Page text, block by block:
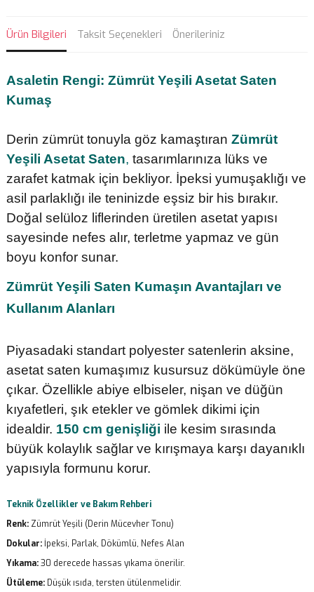
Ürün Bilgileri Taksit Seçenekleri Önerileriniz
Asaletin Rengi: Zümrüt Yeşili Asetat Saten
Kumaş
Derin zümrüt tonuyla göz kamaştıran Zümrüt
Yeşili Asetat Saten, tasarımlarınıza lüks ve
zarafet katmak için bekliyor. İpeksi yumuşaklığı ve
asil parlaklığı ile teninizde eşsiz bir his bırakır.
Doğal selüloz liflerinden üretilen asetat yapısı
sayesinde nefes alır, terletme yapmaz ve gün
boyu konfor sunar.
Zümrüt Yeşili Saten Kumaşın Avantajları ve
Kullanım Alanları
Piyasadaki standart polyester satenlerin aksine,
asetat saten kumaşımız kusursuz dökümüyle öne
çıkar. Özellikle abiye elbiseler, nişan ve düğün
kıyafetleri, şık etekler ve gömlek dikimi için
idealdir. 150 cm genişliği ile kesim sırasında
büyük kolaylık sağlar ve kırışmaya karşı dayanıklı
yapısıyla formunu korur.
Teknik Özellikler ve Bakım Rehberi
Renk: Zümrüt Yeşili (Derin Mücevher Tonu)
Dokular: İpeksi, Parlak, Dökümlü, Nefes Alan
Yıkama:30 derecede hassas yıkama önerilir.
Ütüleme: Düşük ısıda, tersten ütülenmelidir.